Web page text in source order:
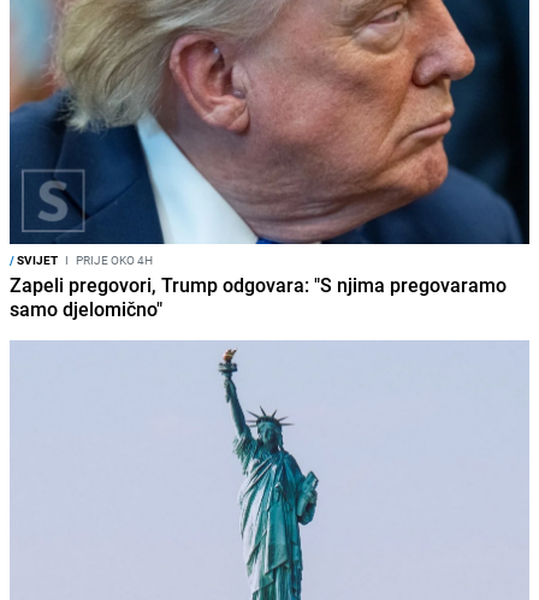
/SVIJET I PRIJE OKO 4H
Zapeli pregovori, Trump odgovara: "S njima pregovaramo
samo djelomično"